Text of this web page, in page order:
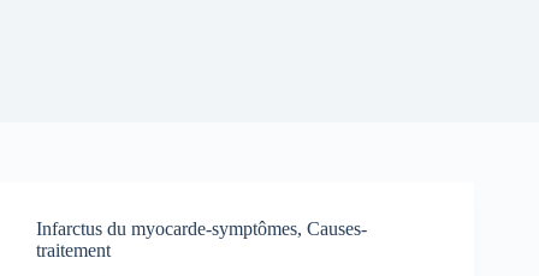
Infarctus du myocarde-symptômes, Causes-
traitement